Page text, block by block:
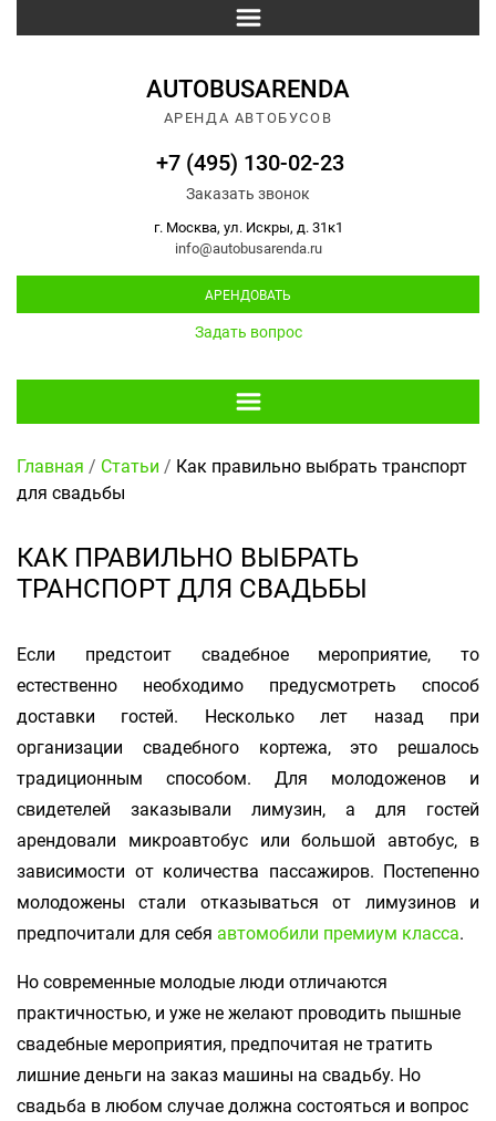
AUTOBUSARENDA
АРЕНДА АВТОБУСОВ
+7 (495) 130-02-23
Заказать звонок
г. Москва, ул. Искры, д. 31к1
info@autobusarenda.ru
АРЕНДОВАТЬ
Задать вопрос
Главная / Статьи / Как правильно выбрать транспорт
для свадьбы
КАК ПРАВИЛЬНО ВЫБРАТЬ
ТРАНСПОРТ ДЛЯ СВАДЬБЫ
Если предстоит свадебное мероприятие, то
естественно необходимо предусмотреть способ
доставки гостей. Несколько лет назад при
организации свадебного кортежа, это решалось
традиционным способом. Для молодоженов и
свидетелей заказывали лимузин, а для гостей
арендовали микроавтобус или большой автобус, в
зависимости от количества пассажиров. Постепенно
молодожены стали отказываться от лимузинов и
предпочитали для себя автомобили премиум класса.
Но современные молодые люди отличаются
практичностью, и уже не желают проводить пышные
свадебные мероприятия, предпочитая не тратить
лишние деньги на заказ машины на свадьбу. Но
свадьба в любом случае должна состояться и вопрос